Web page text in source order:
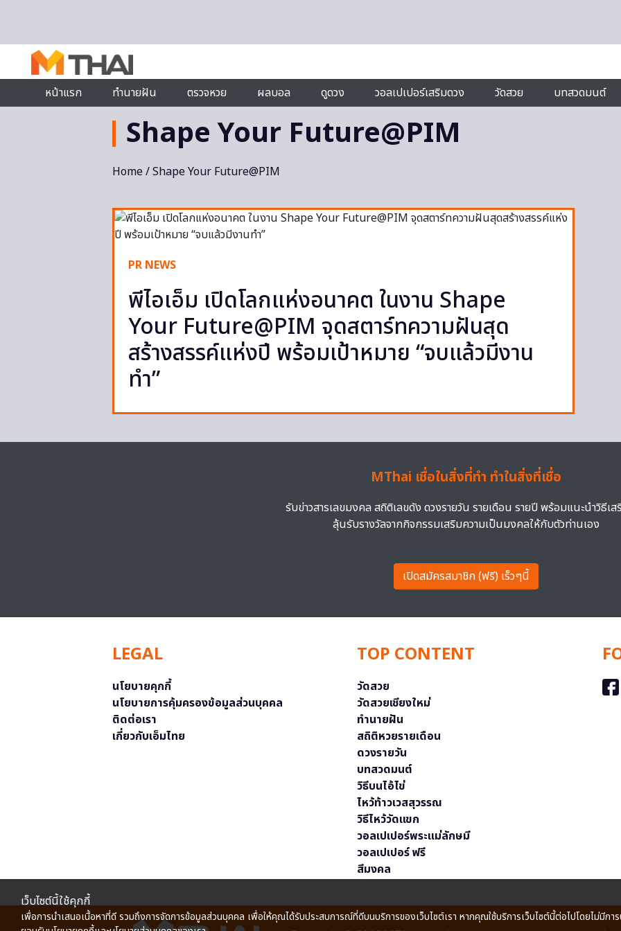
หน้าแรก
ทำนายฝัน ตรวจหวย ผลบอล ดูดวง วอลเปเปอร์เสริมดวง วัดสวย บทสวดมนต์
Shape Your Future@PIM
Home/ Shape Your Future@PIM
PR NEWS
พีไอเอ็ม เปิดโลกแห่งอนาคต ในงาน Shape
Your Future@PIM จุดสตาร์ทความฝันสุด
สร้างสรรค์แห่งปี พร้อมเป้าหมาย “จบแล้วมีงาน
ทำ”
MThai เชื่อในสิ่งที่ทำ ทำในสิ่งที่เชื่อ
รับข่าวสารเลขมงคล สถิติเลขดัง ดวงรายวัน รายเดือน รายปี พร้อมแนะนำวิธีเส
ลุ้นรับรางวัลจากกิจกรรมเสริมความเป็นมงคลให้กับตัวท่านเอง
เปิดสมัครสมาชิก (ฟรี) เร็วๆนี้
LEGAL
นโยบายคุกกี้
นโยบายการคุ้มครองข้อมูลส่วนบุคคล
ติดต่อเรา
เกี่ยวกับเอ็มไทย
TOP CONTENT
วัดสวย
วัดสวยเชียงใหม่
ทำนายฝัน
สถิติหวยรายเดือน
ดวงรายวัน
บทสวดมนต์
วิธีบนไอ้ไข่
ไหว้ท้าวเวสสุวรรณ
วิธีไหว้วัดแขก
วอลเปเปอร์พระแม่ลักษมี
วอลเปเปอร์ ฟรี
สีมงคล
เว็บไซต์นี้ใช้คุกกี้
เพื่อการนำเสนอเนื้อหาที่ดี รวมถึงการจัดการข้อมูลส่วนบุคคล เพื่อให้คุณได้รับประสบการณ์ที่ดีบนบริการของเว็บไซต์เรา หากคุณใช้บริการเว็บไซต์นี้ต่อไปโดยไม่มีก